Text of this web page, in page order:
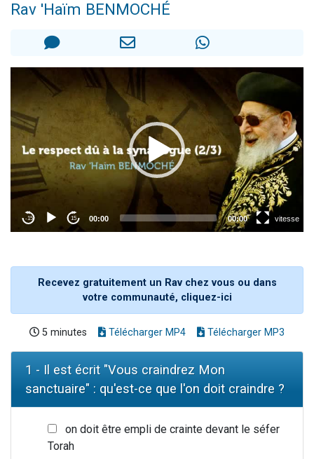
Il reste 49 places pour étudier en groupe sur Zoom
2 personnes viennent de nous rejoindre sur WhatsApp
Rav 'Haïm BENMOCHÉ
Recevez gratuitement un Rav chez vous ou dans
votre communauté, cliquez-ici
5 minutes Télécharger MP4 Télécharger MP3
1 - Il est écrit "Vous craindrez Mon
sanctuaire" : qu'est-ce que l'on doit craindre ?
on doit être empli de crainte devant le séfer
Torah